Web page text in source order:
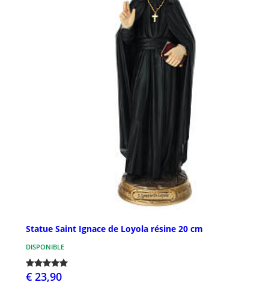
Statue Saint Ignace de Loyola résine 20 cm
DISPONIBLE
€ 23,90